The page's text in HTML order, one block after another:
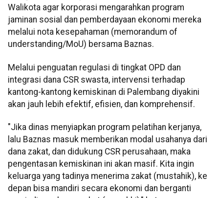
Walikota agar korporasi mengarahkan program
jaminan sosial dan pemberdayaan ekonomi mereka
melalui nota kesepahaman (memorandum of
understanding/MoU) bersama Baznas.
Melalui penguatan regulasi di tingkat OPD dan
integrasi dana CSR swasta, intervensi terhadap
kantong-kantong kemiskinan di Palembang diyakini
akan jauh lebih efektif, efisien, dan komprehensif.
"Jika dinas menyiapkan program pelatihan kerjanya,
lalu Baznas masuk memberikan modal usahanya dari
dana zakat, dan didukung CSR perusahaan, maka
pengentasan kemiskinan ini akan masif. Kita ingin
keluarga yang tadinya menerima zakat (mustahik), ke
depan bisa mandiri secara ekonomi dan berganti